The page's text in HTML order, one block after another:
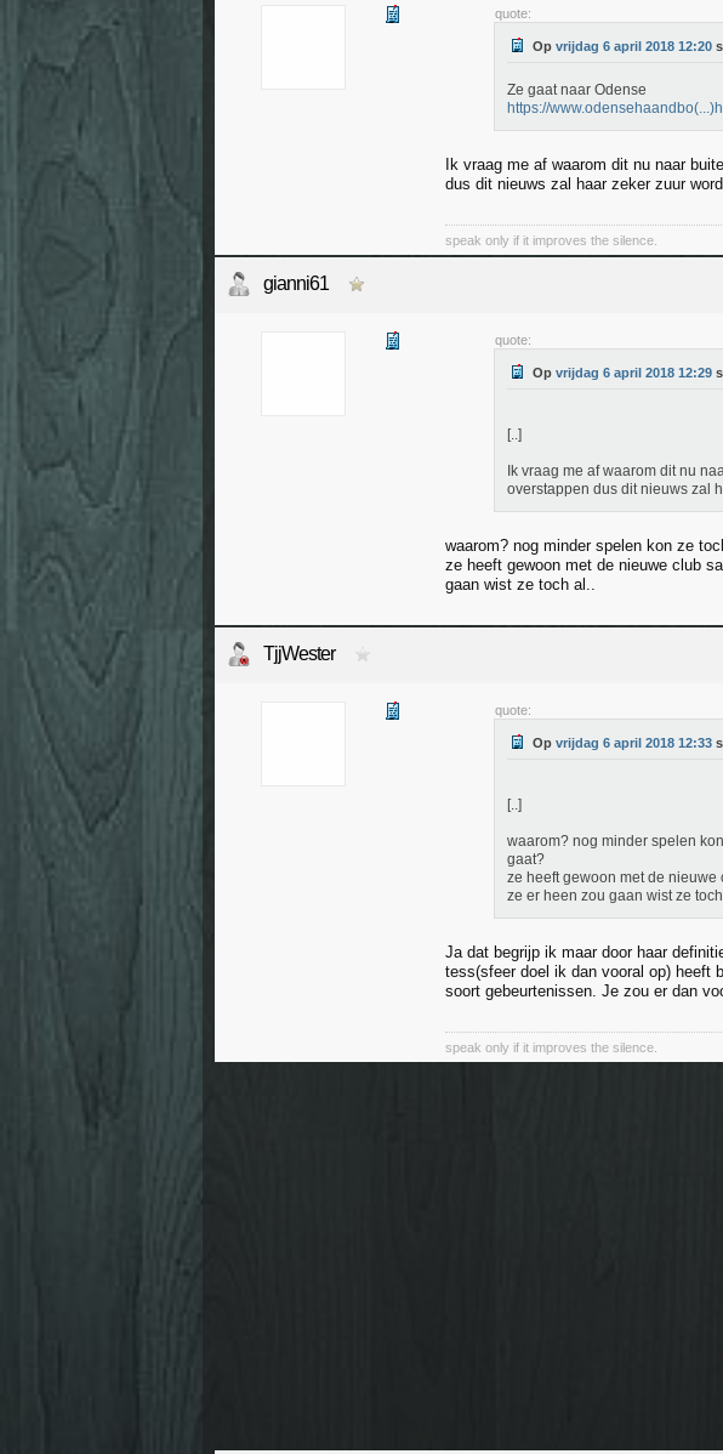
quote:
Op vrijdag 6 april 2018 12:20
Ze gaat naar Odense
https://
Ik vraag me af waarom dit nu naar
dus dit nieuws zal haar zeker zuur
speak only if it improves the silence.
gianni61
quote:
Op vrijdag 6 april 2018 12:29
[..]
Ik vraag me af waarom dit nu
overstappen dus dit nieuws zal
waarom? nog minder spelen kon ze
ze heeft gewoon met de nieuwe club
gaan wist ze toch al..
TjjWester
quote:
Op vrijdag 6 april 2018 12:33
[..]
waarom? nog minder spelen
gaat?
ze heeft gewoon met de
ze er heen zou gaan wist ze
Ja dat begrijp ik maar door haar
tess(sfeer doel ik dan vooral op) heeft
soort gebeurtenissen. Je zou er dan
speak only if it improves the silence.